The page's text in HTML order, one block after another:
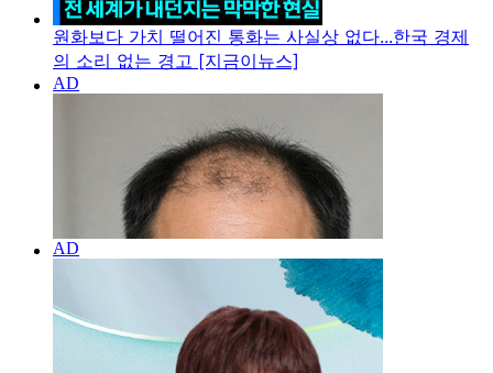
원화보다 가치 떨어진 통화는 사실상 없다...한국 경제
의 소리 없는 경고 [지금이뉴스]